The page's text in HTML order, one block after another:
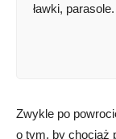
ławki, parasole.
Zwykle po
o tym, by chociaż